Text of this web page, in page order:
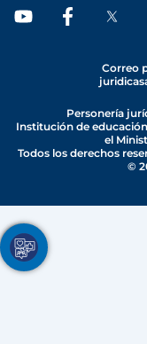
Y
e
F
o
o
k
Correo
Personería
Institución de
el
Todos los derechos
©
Youtube
Facebook
Twitter
TikTok
Instagram